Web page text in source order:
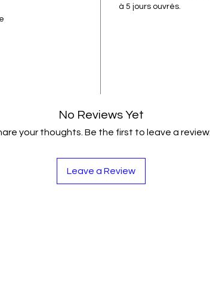
à 5 jours ouvrés.
No Reviews Yet
your thoughts. Be the first to leave a review.
Leave a Review